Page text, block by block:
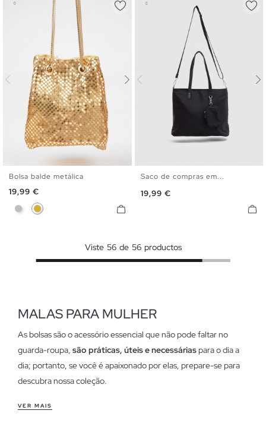
Bolsa balde metálica
Preço
19,99 €
PrataDourado
Saco de compras em...
Preço
19,99 €
Viste 56 de 56 productos
MALAS PARA MULHER
As bolsas são o acessório essencial que não pode faltar no
guarda-roupa, são práticas, úteis e necessáriaspara o dia a
dia; portanto, se você é apaixonado por elas, prepare-se para
descubra nossa coleção.
Características das bolsas femininas
VER MAIS